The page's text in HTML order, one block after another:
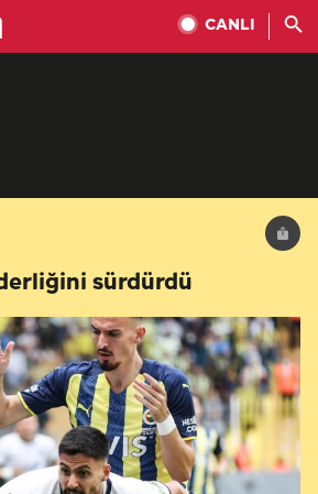
CANLI
sürdürdü